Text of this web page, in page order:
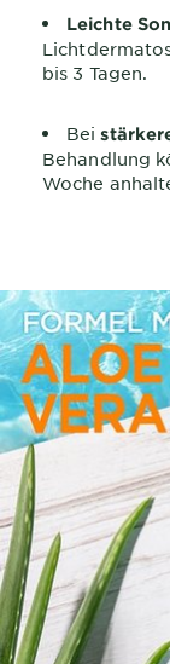
Leichte
bis 3 Tagen.
Bei
Behandlung
Woche